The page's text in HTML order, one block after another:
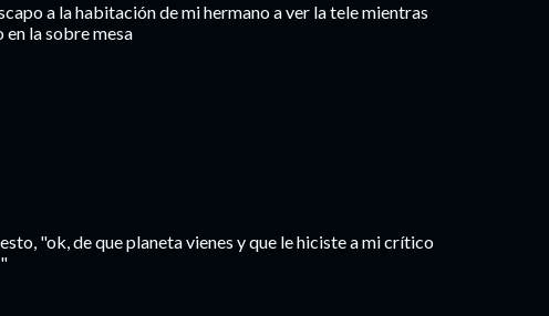
a la habitación de mi hermano a ver la tele mientras
la sobre mesa
"ok, de que planeta vienes y que le hiciste a mi crítico